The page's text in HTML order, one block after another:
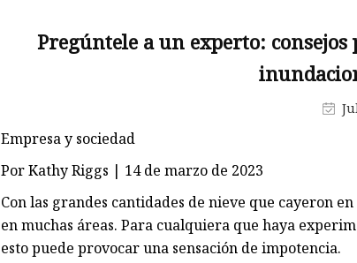
sumergible
Pregúntele a un experto:
Empresa y sociedad
Por Kathy Riggs | 14 de marzo de 2023
Con las grandes cantidades de nieve que cayeron
en muchas áreas. Para cualquiera que haya
esto puede provocar una sensación de impotencia.